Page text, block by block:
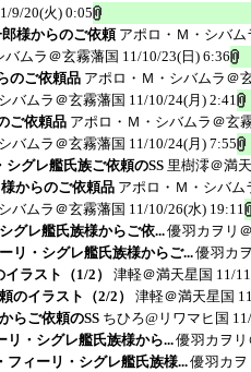
9/20(火) 0:05
様からのご依頼 アポロ・Ｍ・シバ
バムラ＠玄霧藩国 11/10/23(日) 6:36
のご依頼品 アポロ・Ｍ・シバムラ＠
バムラ＠玄霧藩国 11/10/24(月) 2:41
ご依頼品 アポロ・Ｍ・シバムラ＠玄
バムラ＠玄霧藩国 11/10/24(月) 7:55
グレ艦氏族ご依頼のSS 里樹澪＠満
からのご依頼品 アポロ・Ｍ・シバム
バムラ＠玄霧藩国 11/10/26(水) 19:11
グレ艦氏族様からご依... 優羽カヲリ
リ・シグレ艦氏族様からご... 優羽カ
ラスト（1/2）
津軽＠満天星国 11/
のイラスト（2/2）
津軽＠満天星国
らご依頼のSS ちひろ@リワマヒ国
・シグレ艦氏族様から... 優羽カヲ
ィーリ・シグレ艦氏族様... 優羽カ